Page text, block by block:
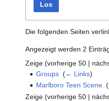
Los
Die folgenden Seiten
Angezeigt werden 2
Zeige (vorherige 50 |
Groups ‎(← Links)
Marlboro Teen Scene ‎(
Zeige (vorherige 50 |